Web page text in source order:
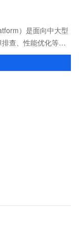
）是面向中大型
查、性能优化等服
，协助客户主动、